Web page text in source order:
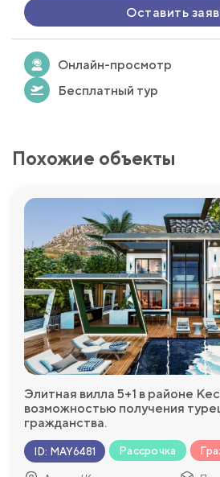
Оставить
Онлайн-просмотр
Бесплатный тур
Похожие объекты
Элитная вилла 5+1 в районе
возможностью получения
гражданства.
ID: MAY6481 Рассрочка